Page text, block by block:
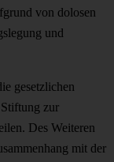
von dolosen
und
gesetzlichen
zur
Des Weiteren
mit der